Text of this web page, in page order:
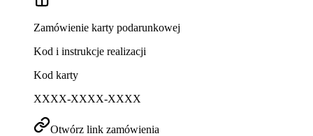
Zamówienie karty podarunkowej
Kod i instrukcje realizacji
Kod karty
XXXX-XXXX-XXXX
Otwórz link zamówienia